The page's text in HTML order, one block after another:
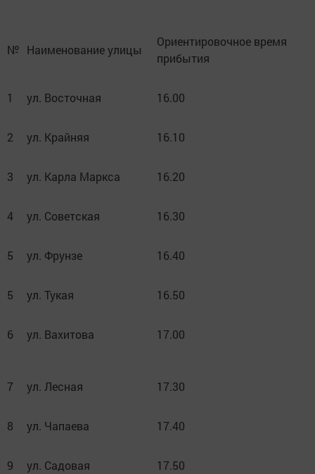
№ Наименование улицы
Ориентировочное время
прибытия
1 ул. Восточная 16.00
2 ул. Крайняя 16.10
3 ул. Карла Маркса 16.20
4 ул. Советская 16.30
5 ул. Фрунзе 16.40
5 ул. Тукая 16.50
6 ул. Вахитова 17.00
7 ул. Лесная 17.30
8 ул. Чапаева 17.40
9 ул. Садовая 17.50